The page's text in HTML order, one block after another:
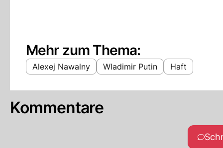
Mehr zum Thema:
Alexej Nawalny Wladimir Putin Haft
Kommentare